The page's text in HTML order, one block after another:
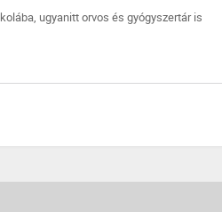
ugyanitt orvos és gyógyszertár is